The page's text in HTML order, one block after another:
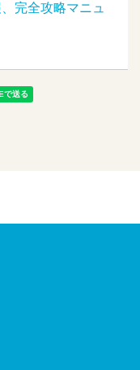
完全攻略マニュ